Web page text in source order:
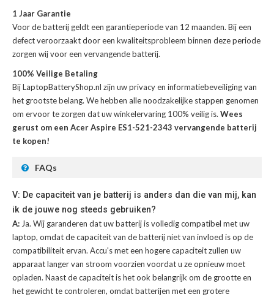
1 Jaar Garantie
Voor debatterij geldt een garantieperiode van 12 maanden. Bij een
defect veroorzaakt door een kwaliteitsprobleem binnen deze periode
zorgen wij voor een vervangende batterij.
100% Veilige Betaling
Bij LaptopBatteryShop.nl zijn uw privacy en informatiebeveiliging van
het grootste belang. We hebben alle noodzakelijke stappen genomen
om ervoor te zorgen dat uw winkelervaring 100% veilig is. Wees
gerust om een Acer Aspire ES1-521-2343 vervangende batterij
te kopen!
FAQs
V: De capaciteit van je batterij is anders dan die van mij, kan
ik de jouwe nog steeds gebruiken?
A: Ja. Wij garanderen dat uw batterij is volledig compatibel met uw
laptop, omdat de capaciteit van de batterij niet van invloed is op de
compatibiliteit ervan. Accu's met een hogere capaciteit zullen uw
apparaat langer van stroom voorzien voordat u ze opnieuw moet
opladen. Naast de capaciteit is het ook belangrijk om de grootte en
het gewicht te controleren, omdat batterijen met een grotere